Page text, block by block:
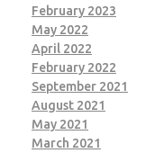
February 2023
May 2022
April 2022
February 2022
September 2021
August 2021
May 2021
March 2021